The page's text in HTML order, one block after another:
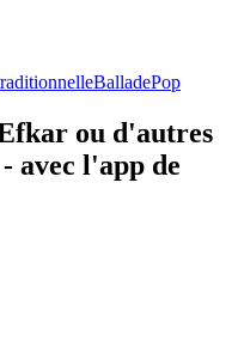
BalladePop
ou d'autres
avec l'app de